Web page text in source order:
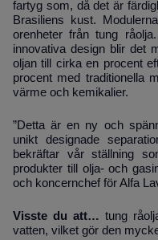
fartyg som, då det är
Brasiliens kust.
orenheter från tung
innovativa design blir det
oljan till cirka en procent
procent med traditionella
värme och kemikalier.
”Detta är en ny och
unikt designade
bekräftar vår ställning
produkter till olja- och
och koncernchef för Alfa
Visste du att… tung
vatten, vilket gör den